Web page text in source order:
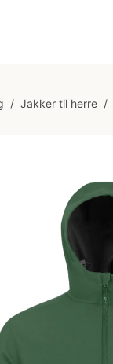
/ Jakker til herre /